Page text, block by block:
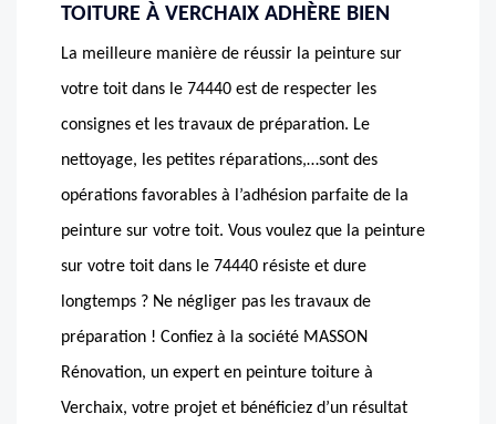
TOITURE À VERCHAIX ADHÈRE BIEN
La meilleure manière de réussir la peinture sur
votre toit dans le 74440 est de respecter les
consignes et les travaux de préparation. Le
nettoyage, les petites réparations,…sont des
opérations favorables à l’adhésion parfaite de la
peinture sur votre toit. Vous voulez que la peinture
sur votre toit dans le 74440 résiste et dure
longtemps ? Ne négliger pas les travaux de
préparation ! Confiez à la société MASSON
Rénovation, un expert en peinture toiture à
Verchaix, votre projet et bénéficiez d’un résultat